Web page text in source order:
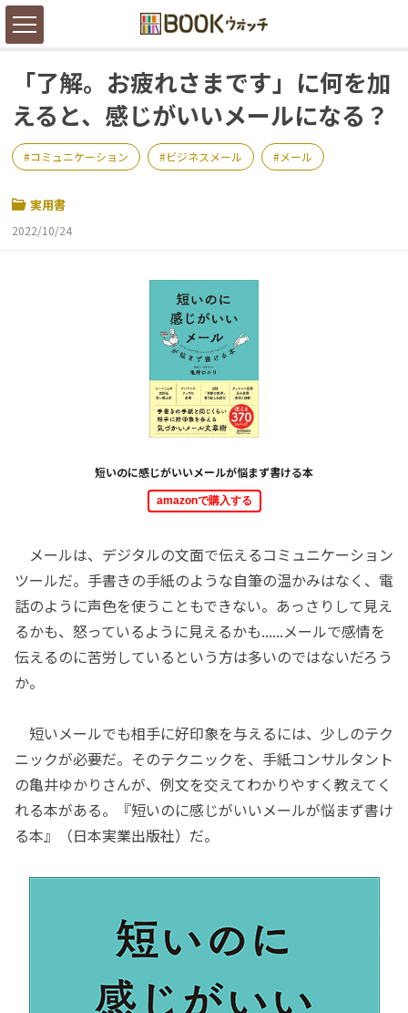
「了解。お疲れさまです」に何を加
えると、感じがいいメールになる？
コミュニケーション ビジネスメール メール
実用書
2022/10/24
短いのに感じがいいメールが悩まず書ける本
amazonで購入する
メールは、デジタルの文面で伝えるコミュニケーション
ツールだ。手書きの手紙のような自筆の温かみはなく、電
話のように声色を使うこともできない。あっさりして見え
るかも、怒っているように見えるかも......メールで感情を
伝えるのに苦労しているという方は多いのではないだろう
か。
短いメールでも相手に好印象を与えるには、少しのテク
ニックが必要だ。そのテクニックを、手紙コンサルタント
の亀井ゆかりさんが、例文を交えてわかりやすく教えてく
れる本がある。『短いのに感じがいいメールが悩まず書け
る本』（日本実業出版社）だ。